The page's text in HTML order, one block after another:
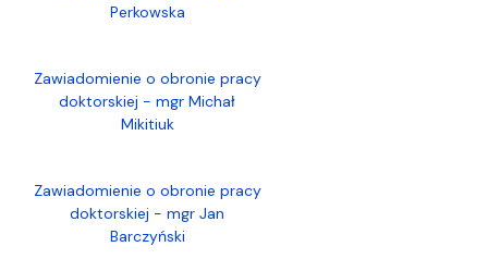
Perkowska
Zawiadomienie o obronie pracy
doktorskiej - mgr Michał
Mikitiuk
Zawiadomienie o obronie pracy
doktorskiej - mgr Jan
Barczyński